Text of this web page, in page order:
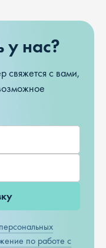
у нас?
свяжется с вами,
по работе с